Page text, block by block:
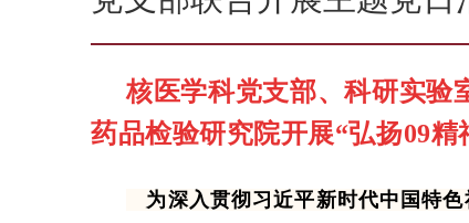
核医学科党支部、科研实验
药品检验研究院开展“弘扬09
为深入贯彻习近平新时代中国特